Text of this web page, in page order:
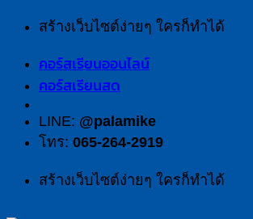
สร้างเว็บไซต์ง่ายๆ ใครก็ทำได้
คอร์สเรียนออนไลน์
คอร์สเรียนสด
LINE: @palamike
โทร: 065-264-2919
สร้างเว็บไซต์ง่ายๆ ใครก็ทำได้